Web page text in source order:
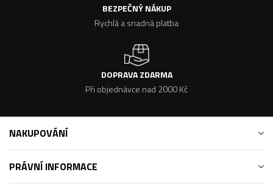
BEZPEČNÝ NÁKUP
Rychlá a snadná platba
DOPRAVA ZDARMA
Při objednávce nad 2000 Kč
NAKUPOVÁNÍ
PRÁVNÍ INFORMACE